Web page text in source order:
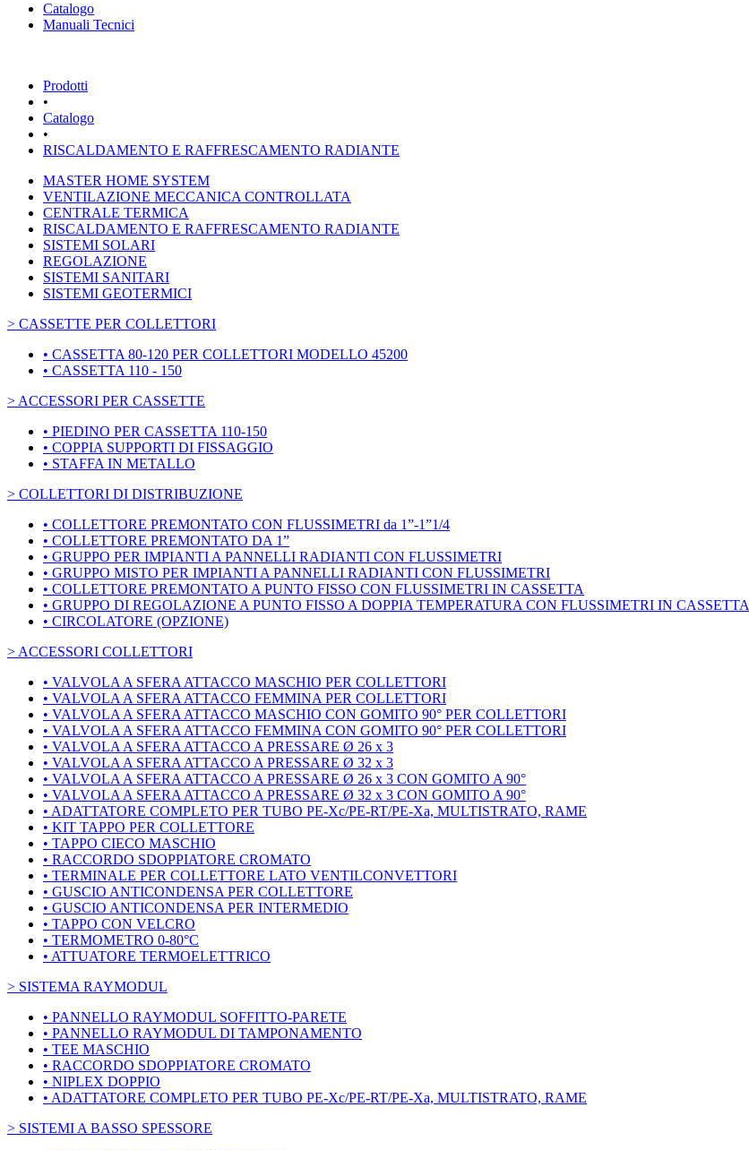
Catalogo
Manuali Tecnici
Prodotti
•
Catalogo
•
RISCALDAMENTO E RAFFRESCAMENTO RADIANTE
MASTER HOME SYSTEM
VENTILAZIONE MECCANICA CONTROLLATA
CENTRALE TERMICA
RISCALDAMENTO E RAFFRESCAMENTO RADIANTE
SISTEMI SOLARI
REGOLAZIONE
SISTEMI SANITARI
SISTEMI GEOTERMICI
> CASSETTE PER COLLETTORI
• CASSETTA 80-120 PER COLLETTORI MODELLO 45200
• CASSETTA 110 - 150
> ACCESSORI PER CASSETTE
• PIEDINO PER CASSETTA 110-150
• COPPIA SUPPORTI DI FISSAGGIO
• STAFFA IN METALLO
> COLLETTORI DI DISTRIBUZIONE
• COLLETTORE PREMONTATO CON FLUSSIMETRI da 1”-1”1/4
• COLLETTORE PREMONTATO DA 1”
• GRUPPO PER IMPIANTI A PANNELLI RADIANTI CON FLUSSIMETRI
• GRUPPO MISTO PER IMPIANTI A PANNELLI RADIANTI CON FLUSSIMETRI
• COLLETTORE PREMONTATO A PUNTO FISSO CON FLUSSIMETRI IN CASSETTA
• GRUPPO DI REGOLAZIONE A PUNTO FISSO A DOPPIA TEMPERATURA CON FLUSSIMETRI IN CASSETTA
• CIRCOLATORE (OPZIONE)
> ACCESSORI COLLETTORI
• VALVOLA A SFERA ATTACCO MASCHIO PER COLLETTORI
• VALVOLA A SFERA ATTACCO FEMMINA PER COLLETTORI
• VALVOLA A SFERA ATTACCO MASCHIO CON GOMITO 90° PER COLLETTORI
• VALVOLA A SFERA ATTACCO FEMMINA CON GOMITO 90° PER COLLETTORI
• VALVOLA A SFERA ATTACCO A PRESSARE Ø 26 x 3
• VALVOLA A SFERA ATTACCO A PRESSARE Ø 32 x 3
• VALVOLA A SFERA ATTACCO A PRESSARE Ø 26 x 3 CON GOMITO A 90°
• VALVOLA A SFERA ATTACCO A PRESSARE Ø 32 x 3 CON GOMITO A 90°
• ADATTATORE COMPLETO PER TUBO PE-Xc/PE-RT/PE-Xa, MULTISTRATO, RAME
• KIT TAPPO PER COLLETTORE
• TAPPO CIECO MASCHIO
• RACCORDO SDOPPIATORE CROMATO
• TERMINALE PER COLLETTORE LATO VENTILCONVETTORI
• GUSCIO ANTICONDENSA PER COLLETTORE
• GUSCIO ANTICONDENSA PER INTERMEDIO
• TAPPO CON VELCRO
• TERMOMETRO 0-80°C
• ATTUATORE TERMOELETTRICO
> SISTEMA RAYMODUL
• PANNELLO RAYMODUL SOFFITTO-PARETE
• PANNELLO RAYMODUL DI TAMPONAMENTO
• TEE MASCHIO
• RACCORDO SDOPPIATORE CROMATO
• NIPLEX DOPPIO
• ADATTATORE COMPLETO PER TUBO PE-Xc/PE-RT/PE-Xa, MULTISTRATO, RAME
> SISTEMI A BASSO SPESSORE